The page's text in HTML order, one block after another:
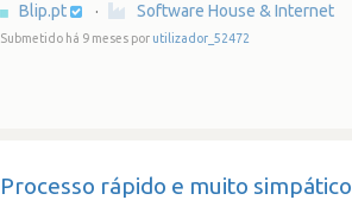
Blip.pt · Software House & Internet
Submetido há 9 meses por utilizador_52472
Processo rápido e muito simpático